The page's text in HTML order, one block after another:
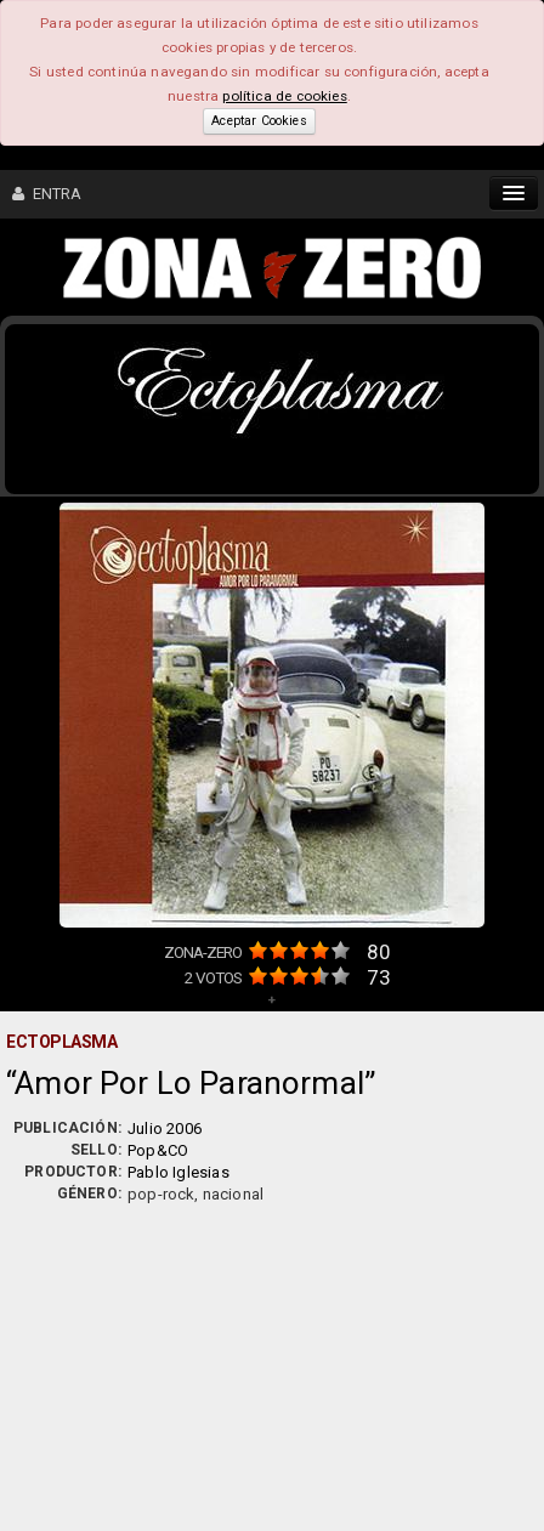
Para poder asegurar la utilización óptima de este sitio utilizamos
cookies propias y de terceros.
Si usted continúa navegando sin modificar su configuración, acepta
nuestrapolítica de cookies.
Aceptar Cookies
ENTRA
CONTENIDO
COMUNIDAD
FEEEDBACK
ZONA-ZERO 80
2VOTOS 73
+
ECTOPLASMA
Amor Por Lo Paranormal
PUBLICACIÓN: Julio 2006
SELLO: Pop&CO
PRODUCTOR: Pablo Iglesias
GÉNERO: pop-rock, nacional